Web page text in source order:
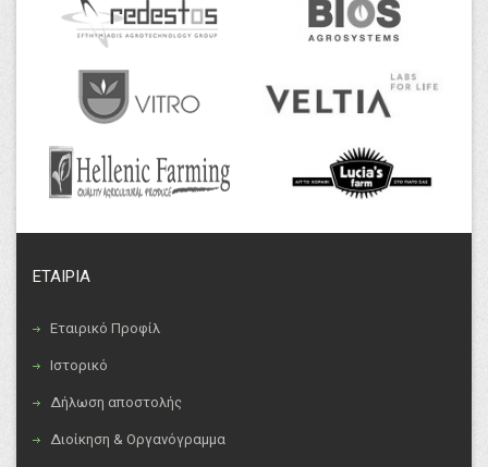
ΕΤΑΙΡΙΑ
Εταιρικό Προφίλ
Ιστορικό
Δήλωση αποστολής
Διοίκηση & Οργανόγραμμα